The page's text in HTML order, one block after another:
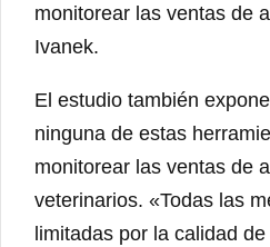
monitorear las ventas de
Ivanek.
El estudio también
ninguna de estas
monitorear las ventas de
veterinarios. «Todas las
limitadas por la calidad